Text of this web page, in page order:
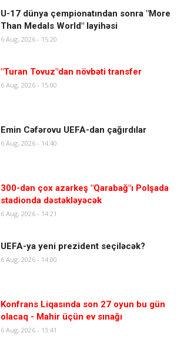
U-17 dünya çempionatından sonra "More
Than Medals World" layihəsi
6 Aug, 2026 - 15:20
"Turan Tovuz"dan növbəti transfer
6 Aug, 2026 - 15:00
Emin Cəfərovu UEFA-dan çağırdılar
6 Aug, 2026 - 14:40
300-dən çox azarkeş "Qarabağ"ı Polşada
stadionda dəstəkləyəcək
6 Aug, 2026 - 14:21
UEFA-ya yeni prezident seçiləcək?
6 Aug, 2026 - 14:00
Konfrans Liqasında son 27 oyun bu gün
olacaq - Mahir üçün ev sınağı
6 Aug, 2026 - 13:41